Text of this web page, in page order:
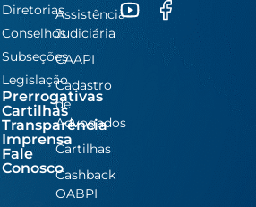
Diretorias
Conselhos
Subseções
Legislação
Prerrogativas
Cartilhas
Transparência
Imprensa
Fale
Conosco
Assistência
Judiciária
CAAPI
Cadastro
de
Advogados
Cartilhas
Cashback
OABPI